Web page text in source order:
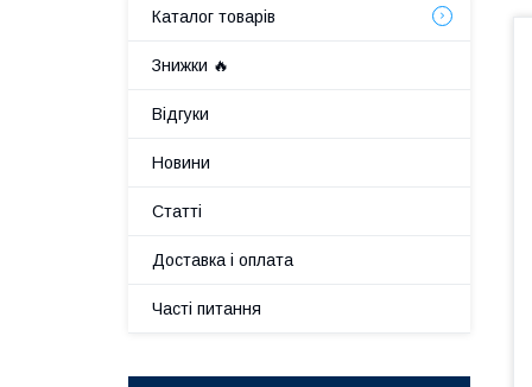
Каталог товарiв
Знижки 🔥
Відгуки
Новини
Статті
Доставка і оплата
Часті питання